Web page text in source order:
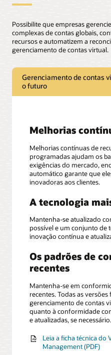
Possibilite que empresas
complexas de contas globais,
recursos e automatizem a
gerenciamento de contas virtual.
Gerenciamento de contas
o futuro
Melhorias
Melhorias contínuas de
programadas ajudam os
exigências do mercado,
automático garante que
inovadoras aos clientes.
A tecnologia
Mantenha-se atualizado
possível e um conjunto de
inovação contínua e
Os padrões de
recentes
Mantenha-se em
recentes. Todas as
gerenciamento de contas
quanto à conformidade
e atualizadas, se necessário.
Leia a ficha técnica do
Management (PDF)